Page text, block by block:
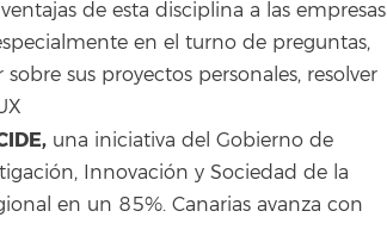
de esta disciplina a las empresas
en el turno de preguntas,
sus proyectos personales, resolver
una iniciativa del Gobierno de
Innovación y Sociedad de la
en un 85%. Canarias avanza con